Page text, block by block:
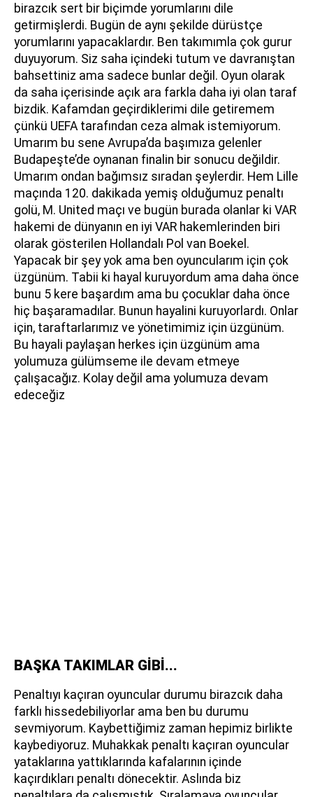
birazcık sert bir biçimde yorumlarını dile
getirmişlerdi. Bugün de aynı şekilde dürüstçe
yorumlarını yapacaklardır. Ben takımımla çok gurur
duyuyorum. Siz saha içindeki tutum ve davranıştan
bahsettiniz ama sadece bunlar değil. Oyun olarak
da saha içerisinde açık ara farkla daha iyi olan taraf
bizdik. Kafamdan geçirdiklerimi dile getiremem
çünkü UEFA tarafından ceza almak istemiyorum.
Umarım bu sene Avrupa’da başımıza gelenler
Budapeşte’de oynanan finalin bir sonucu değildir.
Umarım ondan bağımsız sıradan şeylerdir. Hem Lille
maçında 120. dakikada yemiş olduğumuz penaltı
golü, M. United maçı ve bugün burada olanlar ki VAR
hakemi de dünyanın en iyi VAR hakemlerinden biri
olarak gösterilen Hollandalı Pol van Boekel.
Yapacak bir şey yok ama ben oyuncularım için çok
üzgünüm. Tabii ki hayal kuruyordum ama daha önce
bunu 5 kere başardım ama bu çocuklar daha önce
hiç başaramadılar. Bunun hayalini kuruyorlardı. Onlar
için, taraftarlarımız ve yönetimimiz için üzgünüm.
Bu hayali paylaşan herkes için üzgünüm ama
yolumuza gülümseme ile devam etmeye
çalışacağız. Kolay değil ama yolumuza devam
edeceğiz
BAŞKA TAKIMLAR GİBİ...
Penaltıyı kaçıran oyuncular durumu birazcık daha
farklı hissedebiliyorlar ama ben bu durumu
sevmiyorum. Kaybettiğimiz zaman hepimiz birlikte
kaybediyoruz. Muhakkak penaltı kaçıran oyuncular
yataklarına yattıklarında kafalarının içinde
kaçırdıkları penaltı dönecektir. Aslında biz